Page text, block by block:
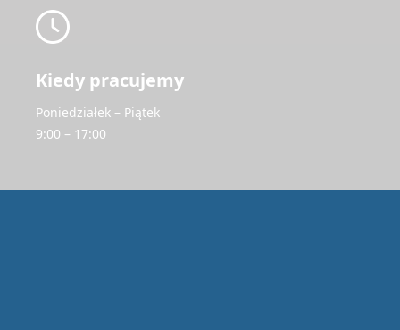
Kiedy pracujemy
Poniedziałek – Piątek
9:00 – 17:00